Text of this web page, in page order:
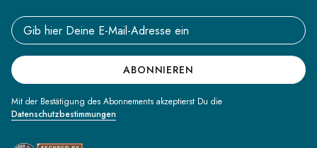
Email address
ABONNIEREN
Mit der Bestätigung des Abonnements akzeptierst Du die
Datenschutzbestimmungen